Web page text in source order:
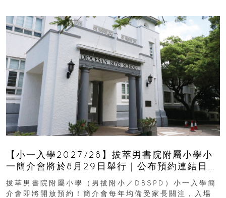
【小一入學2027/28】拔萃男書院附屬小學小
一簡介會將於8月29日舉行｜公布預約連結日期
｜更設有網上重溫
拔萃男書院附屬小學（男拔附小／DBSPD）小一入學簡
介會即將開放預約！簡介會每年均備受家長關注，入場